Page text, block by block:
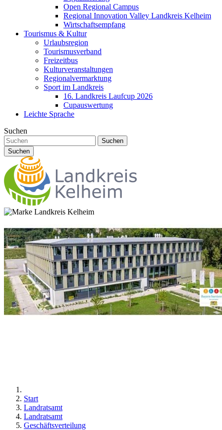
Open Regional Campus
Regional Innovation Valley Landkreis Kelheim
Wirtschaftsempfang
Tourismus & Kultur
Urlaubsregion
Tourismusverband
Freizeitbus
Kulturveranstaltungen
Regionalvermarktung
Sport im Landkreis
16. Landkreis Laufcup 2026
Cupauswertung
Leichte Sprache
Suchen
Suchen
Suchen
Start
Landratsamt
Landratsamt
Geschäftsverteilung